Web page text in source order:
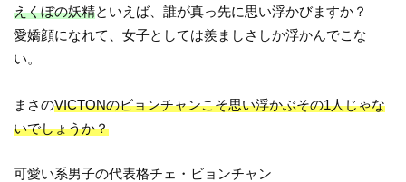
えくぼの妖精といえば、誰が真っ先に思い浮かびますか？
愛嬌顔になれて、女子としては羨ましさしか浮かんでこな
い。
まさのVICTONのビョンチャンこそ思い浮かぶその1人じゃな
いでしょうか？
可愛い系男子の代表格チェ・ビョンチャン